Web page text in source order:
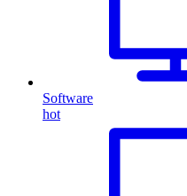
Software
hot